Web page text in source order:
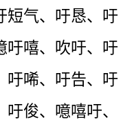
短气、吁恳、吁
吁嘻、吹吁、吁
吁唏、吁告、吁
俊、噫嘻吁、